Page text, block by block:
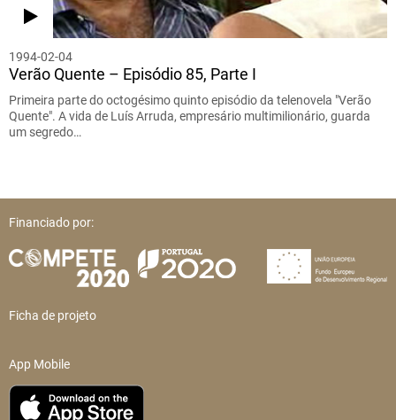
1994-02-04
Verão Quente – Episódio 85, Parte I
Primeira parte do octogésimo quinto episódio da telenovela "Verão
Quente". A vida de Luís Arruda, empresário multimilionário, guarda
um segredo…
Financiado por:
Ficha de projeto
App Mobile